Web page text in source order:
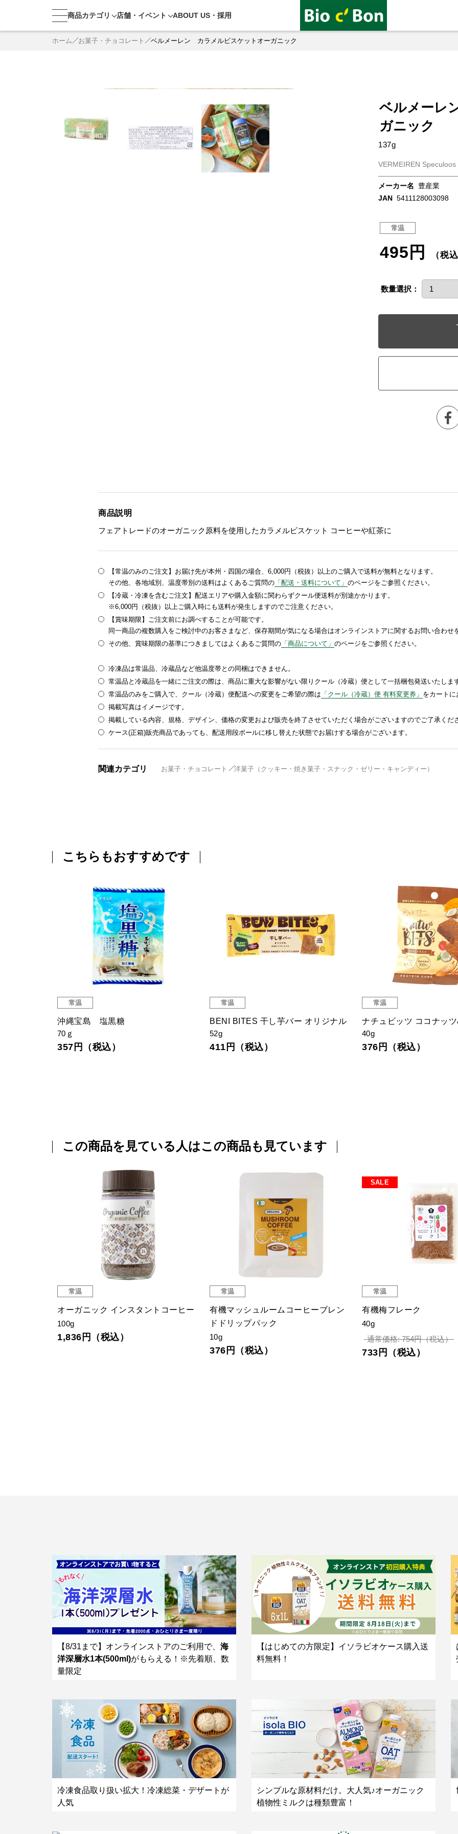
商品カテゴリ 店舗・ イベント ABOUT US・ 採用
ホーム お菓子・チョコレート ベルメーレン カラメルビスケットオーガニック
ベルメーレ
ガニック
137g
VERMEIREN
メーカー名
豊産業
JAN 5411128003098
常温
495円 （税込
数量選択：
商品説明
フェアトレードのオーガニック原料を使用したカラメルビスケット コーヒーや紅茶に
【常温のみのご注文】お届け先が本州・四国の場合、6,000円（税抜）以上のご購入で送料が無料となります。
その他、各地域別、温度帯別の送料はよくあるご質問の 「配送・送料について」 のページをご参照ください。
【冷蔵・冷凍を含むご注文】配送エリアや購入金額に関わらずクール便送料が別途かかります。
※6,000円（税抜）以上ご購入時にも送料が発生しますのでご注意ください。
【賞味期限】ご注文前にお調べすることが可能です。
同一商品の複数購入をご検討中のお客さまなど、保存期間が気になる場合はオンラインストアに関するお問い合わせ
その他、賞味期限の基準につきましてはよくあるご質問の 「商品について」 のページをご参照ください。
冷凍品は常温品、冷蔵品など他温度帯との同梱はできません。
常温品と冷蔵品を一緒にご注文の際は、商品に重大な影響がない限りクール（冷蔵）便として一括梱包発送いたします
常温品のみをご購入で、クール（冷蔵）便配送への変更をご希望の際は 「クール（冷蔵）便 有料変更券」 をカートに
掲載写真はイメージです。
掲載している内容、規格、デザイン、価格の変更および販売を終了させていただく場合がございますのでご了承くだ
ケース(正箱)販売商品であっても、配送用段ボールに移し替えた状態でお届けする場合がございます。
関連カテゴリ お菓子・チョコレート 洋菓子（クッキー・焼き菓子・スナック・ゼリー・キャンディー）
こちらもおすすめです
常温
沖縄宝島 塩黒糖
70ｇ
357円（税込）
常温
BENI BITES 干し芋バー オリジナル
52g
411円（税込）
常温
ナチュビッツ ココナッ
40g
376円（税込）
この商品を見ている人はこの商品も見ています
常温
オーガニック インスタントコーヒー
100g
1,836円（税込）
常温
有機マッシュルームコーヒーブレン
ドドリップパック
10g
376円（税込）
SALE
常温
有機梅フレーク
40g
通常価格: 754円（税込）
733円（税込）
【8/31まで】オンラインストアのご利用で、 海
洋深層水1本(500ml)がもらえる！※先着順、数
量限定
【はじめての方限定】イソラビオケース購入送
料無料！
冷凍食品取り扱い拡大！冷凍総菜・デザートが
人気
シンプルな原材料だけ。大人気♪オーガニック
植物性ミルクは種類豊富！